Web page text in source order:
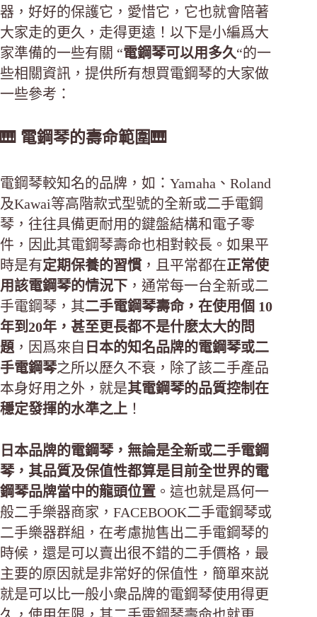
器，好好的保護它，愛惜它，它也就會陪著
大家走的更久，走得更遠！以下是小編爲大
家準備的一些有關 “電鋼琴可以用多久“的一
些相關資訊，提供所有想買電鋼琴的大家做
一些參考：
🎹 電鋼琴的壽命範圍🎹
電鋼琴較知名的品牌，如：Yamaha、Roland
及Kawai等高階款式型號的全新或二手電鋼
琴，往往具備更耐用的鍵盤結構和電子零
件，因此其電鋼琴壽命也相對較長。如果平
時是有定期保養的習慣 ，且平常都在正常使
用該電鋼琴的情況下 ，通常每一台全新或二
手電鋼琴，其二手電鋼琴壽命，在使用個 10
年到20年，甚至更長都不是什麽太大的問
題 ，因爲來自 日本的知名品牌的電鋼琴或二
手電鋼琴之所以歷久不衰，除了該二手產品
本身好用之外，就是其電鋼琴的品質控制在
穩定發揮的水準之上 ！
日本品牌的電鋼琴，無論是全新或二手電鋼
琴，其品質及保值性都算是目前全世界的電
鋼琴品牌當中的龍頭位置 。這也就是爲何一
般二手樂器商家，FACEBOOK二手電鋼琴或
二手樂器群組，在考慮抛售出二手電鋼琴的
時候，還是可以賣出很不錯的二手價格，最
主要的原因就是非常好的保值性，簡單來説
就是可以比一般小衆品牌的電鋼琴使用得更